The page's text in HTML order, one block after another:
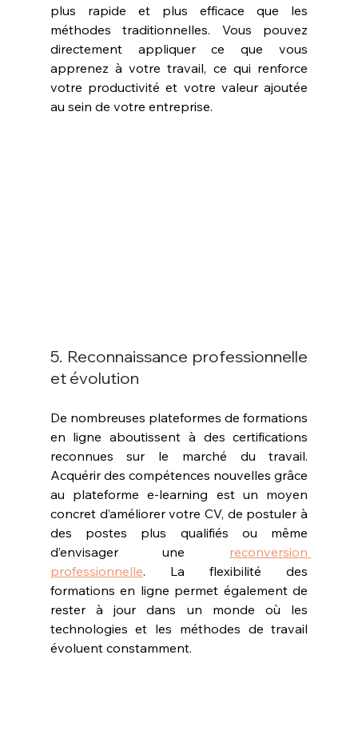
plus rapide et plus efficace que les
méthodes traditionnelles. Vous pouvez
directement appliquer ce que vous
apprenez à votre travail, ce qui renforce
votre productivité et votre valeur ajoutée
au sein de votre entreprise.
5. Reconnaissance professionnelle
et évolution
De nombreuses plateformes de formations
en ligne aboutissent à des certifications
reconnues sur le marché du travail.
Acquérir des compétences nouvelles grâce
au plateforme e-learning est un moyen
concret d’améliorer votre CV, de postuler à
des postes plus qualifiés ou même
d’envisager une reconversion
professionnelle. La flexibilité des
formations en ligne permet également de
rester à jour dans un monde où les
technologies et les méthodes de travail
évoluent constamment.